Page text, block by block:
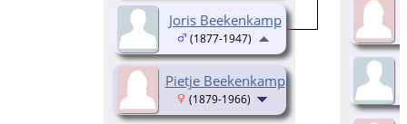
Pietje Beekenkamp
(1879-1966)
Joris Beekenkamp
(1877-1947)